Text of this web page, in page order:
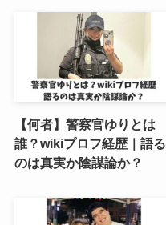
【何者】警察官ゆりとは
誰？wikiプロフ経歴｜語る
のは真実か陰謀論か？